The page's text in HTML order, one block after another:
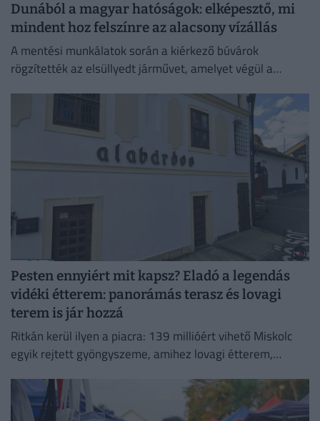
Dunából a magyar hatóságok: elképesztő, mi
mindent hoz felszínre az alacsony vízállás
A mentési munkálatok során a kiérkező búvárok
rögzítették az elsüllyedt járművet, amelyet végül a
Pesten ennyiért mit kapsz? Eladó a legendás
vidéki étterem: panorámás terasz és lovagi
terem is jár hozzá
Ritkán kerül ilyen a piacra: 139 millióért vihető Miskolc
egyik rejtett gyöngyszeme, amihez lovagi étterem,